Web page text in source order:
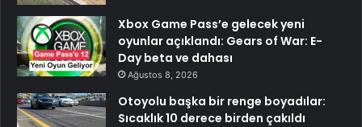
Xbox Game Pass’e gelecek yeni
oyunlar açıklandı: Gears of War: E-
Day beta ve dahası
Ağustos 8, 2026
Otoyolu başka bir renge boyadılar:
Sıcaklık 10 derece birden çakıldı